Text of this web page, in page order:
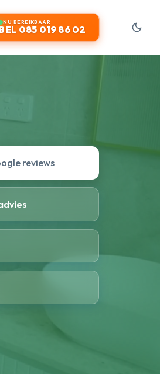
NU BEREIKBAAR
085 019 86 02
reviews